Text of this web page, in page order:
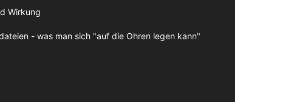
Wirkung
- was man sich "auf die Ohren legen kann"